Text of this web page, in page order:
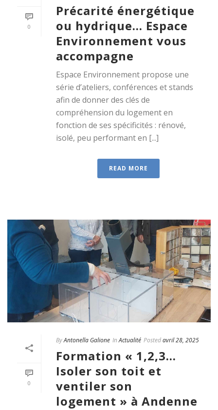
0
Précarité énergétique
ou hydrique… Espace
Environnement vous
accompagne
Espace Environnement propose une
série d’ateliers, conférences et stands
afin de donner des clés de
compréhension du logement en
fonction de ses spécificités : rénové,
isolé, peu performant en [...]
READ MORE
0
ByAntonella Galione In Actualité Postedavril 28, 2025
Formation « 1,2,3…
Isoler son toit et
ventiler son
logement » à Andenne